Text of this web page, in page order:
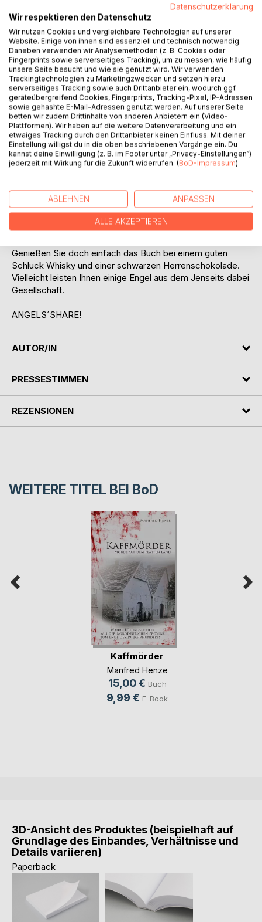
Der in der Region allseits bekannte Kriminaldirektor Michael
Heller nimmt sich des Falles persönlich an. Schon bald
führen ihn die Ermittlungen in seine Jugendzeit zurück.
Erinnerungen an die Legende vom eingemauerten Kind
werden wach.
Ein perfekter Coup gerät außer Kontrolle und schlägt
internationale Wellen. Der Name des Kaffs ist bald in aller
Munde.
Der erste Kriminalroman des Autors ist eine liebevolle
Hommage an seine Heimatstadt. Anders als in seinen
beiden Büchern zuvor, Stehlen, Quälen, Morden – Das ist
doch nicht erlaubt! und Kaffhocker, ist in seinem neuesten
Leidenschaft für einen edlen Tropfen entspricht der
Wahrheit.
Genießen Sie doch einfach das Buch bei einem guten
Schluck Whisky und einer schwarzen Herrenschokolade.
Vielleicht leisten Ihnen einige Engel aus dem Jenseits dabei
Gesellschaft.
ANGELS´SHARE!
AUTOR/IN
PRESSESTIMMEN
REZENSIONEN
WEITERE TITEL BEI BoD
Kaffmörder
Manfred Henze
15,00 € Buch
9,99 € E-Book
3D-Ansicht des Produktes (beispielhaft auf
Grundlage des Einbandes, Verhältnisse und
Details variieren)
Paperback
Datenschutzerklärung
Wir respektieren den Datenschutz
Wir nutzen Cookies und vergleichbare Technologien auf unserer
Website. Einige von ihnen sind essenziell und technisch notwendig.
Daneben verwenden wir Analysemethoden (z. B. Cookies oder
Fingerprints sowie serverseitiges Tracking), um zu messen, wie häufig
unsere Seite besucht und wie sie genutzt wird. Wir verwenden
Trackingtechnologien zu Marketingzwecken und setzen hierzu
serverseitiges Tracking sowie auch Drittanbieter ein, wodurch ggf.
geräteübergreifend Cookies, Fingerprints, Tracking-Pixel, IP-Adressen
sowie gehashte E-Mail-Adressen genutzt werden. Auf unserer Seite
betten wir zudem Drittinhalte von anderen Anbietern ein (Video-
Plattformen). Wir haben auf die weitere Datenverarbeitung und ein
etwaiges Tracking durch den Drittanbieter keinen Einfluss. Mit deiner
Einstellung willigst du in die oben beschriebenen Vorgänge ein. Du
kannst deine Einwilligung (z. B. im Footer unter „Privacy-Einstellungen“)
jederzeit mit Wirkung für die Zukunft widerrufen. (BoD-Impressum)
ABLEHNEN ANPASSEN
ALLE AKZEPTIEREN